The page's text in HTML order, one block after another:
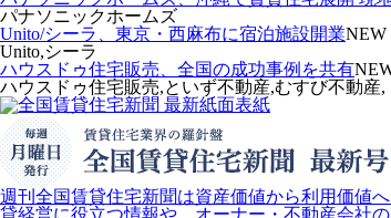
パナソニックホームズ
Unito/シーラ、東京・西麻布に宿泊施設開業NEW
Unito,シーラ
ハウスドゥ住宅販売、全国の成功事例を共有
ハウスドゥ住宅販売,といず不動産,むすび不動産,
週刊全国賃貸住宅新聞は資産価値から利用価値
貸経営に役立つ情報や、オーナー・不動産会社